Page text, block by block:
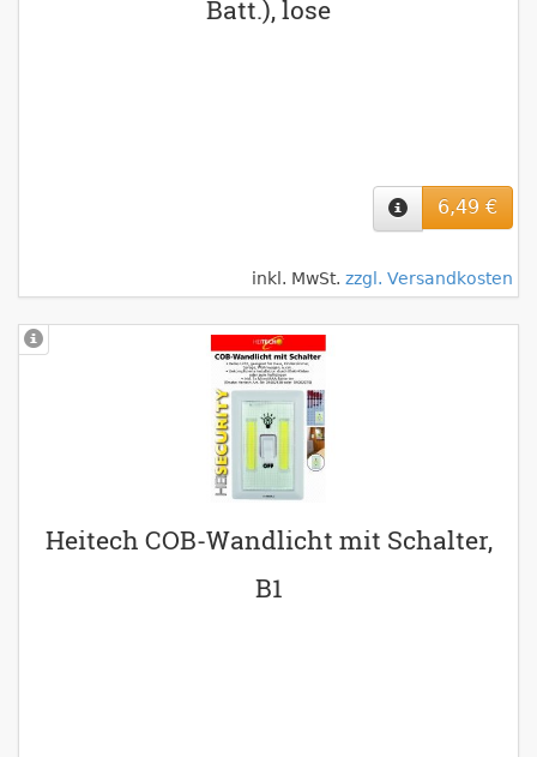
Batt.), lose
6,49 €
inkl. MwSt. zzgl. Versandkosten
Heitech COB-Wandlicht mit Schalter,
B1